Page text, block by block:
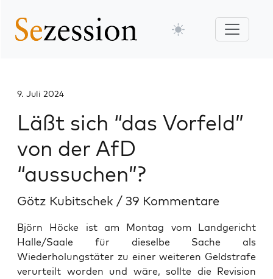
9. Juli 2024
Läßt sich “das Vorfeld”
von der AfD
“aussuchen”?
Götz Kubitschek / 39 Kommentare
Björn Höcke ist am Montag vom Landgericht
Halle/Saale für dieselbe Sache als
Wiederholungstäter zu einer weiteren Geldstrafe
verurteilt worden und wäre, sollte die Revision